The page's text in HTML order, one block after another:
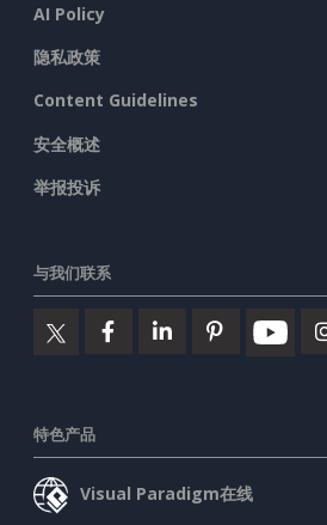
AI Policy
隐私政策
Content Guidelines
安全概述
举报投诉
与我们联系
特色产品
Visual Paradigm在线